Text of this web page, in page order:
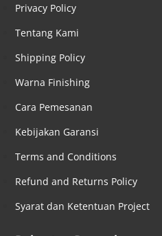
Privacy Policy
Tentang Kami
Shipping Policy
Warna Finishing
Cara Pemesanan
Kebijakan Garansi
Terms and Conditions
Refund and Returns Policy
Syarat dan Ketentuan Project